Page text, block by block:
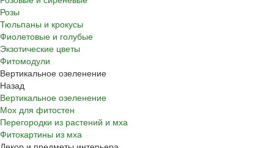
Розы
Тюльпаны и крокусы
Фиолетовые и голубые
Экзотические цветы
Фитомодули
Вертикальное озеленение
Назад
Вертикальное озеленение
Мох для фитостен
Перегородки из растений и мха
Фитокартины из мха